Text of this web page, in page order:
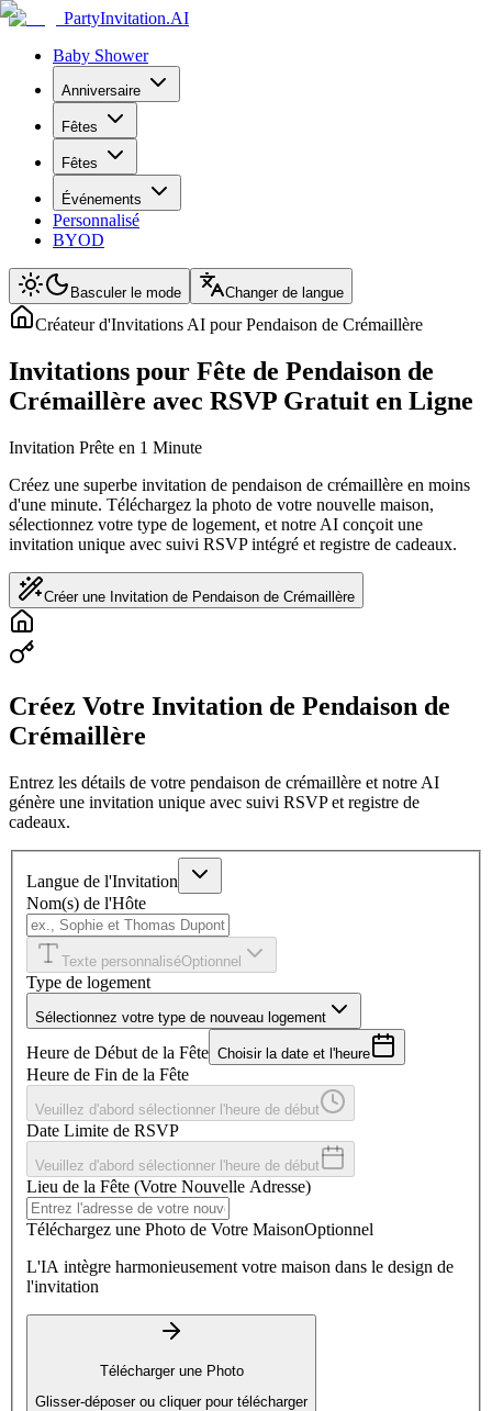
PartyInvitation.AI
Baby Shower
Anniversaire
Fêtes
Fêtes
Événements
Personnalisé
BYOD
Basculer le mode Changer de langue
Créateur d'Invitations AI pour Pendaison de Crémaillère
Invitations pour Fête de Pendaison de
Crémaillère avec RSVP Gratuit en Ligne
Invitation Prête en 1 Minute
Créez une superbe invitation de pendaison de crémaillère en moins
d'une minute. Téléchargez la photo de votre nouvelle maison,
sélectionnez votre type de logement, et notre AI conçoit une
invitation unique avec suivi RSVP intégré et registre de cadeaux.
Créer une Invitation de Pendaison de Crémaillère
Créez Votre Invitation de Pendaison de
Crémaillère
Entrez les détails de votre pendaison de crémaillère et notre AI
génère une invitation unique avec suivi RSVP et registre de
cadeaux.
Langue de l'Invitation
Nom(s) de l'Hôte
Texte personnaliséOptionnel
Type de logement
Sélectionnez votre type de nouveau logement
Heure de Début de la Fête Choisir la date et l'heure
Heure de Fin de la Fête
Veuillez d'abord sélectionner l'heure de début
Date Limite de RSVP
Veuillez d'abord sélectionner l'heure de début
Lieu de la Fête (Votre Nouvelle Adresse)
Téléchargez une Photo de Votre MaisonOptionnel
L'IA intègre harmonieusement votre maison dans le design de
l'invitation
Télécharger une Photo
Glisser-déposer ou cliquer pour télécharger